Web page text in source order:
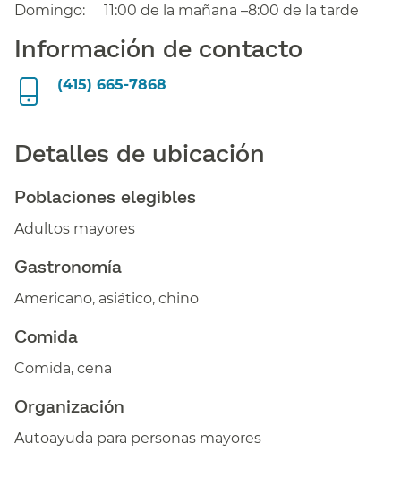
Domingo:​​
11:00 de la mañana –8:00 de la tarde​​
Información de contacto​​
(415) 665-7868
Detalles de ubicación​​
Poblaciones elegibles​​
Adultos mayores​​
Gastronomía​​
Americano, asiático, chino​​
Comida​​
Comida, cena​​
Organización​​
Autoayuda para personas mayores​​